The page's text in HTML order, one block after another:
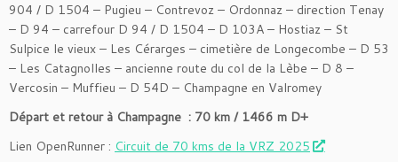
904 / D 1504 – Pugieu – Contrevoz – Ordonnaz – direction Tenay
– D 94 – carrefour D 94 / D 1504 – D 103A – Hostiaz – St
Sulpice le vieux – Les Cérarges – cimetière de Longecombe – D 53
– Les Catagnolles – ancienne route du col de la Lèbe – D 8 –
Vercosin – Muffieu – D 54D – Champagne en Valromey
Départ et retour à Champagne : 70 km / 1466 m D+
Lien OpenRunner : Circuit de 70 kms de la VRZ 2025